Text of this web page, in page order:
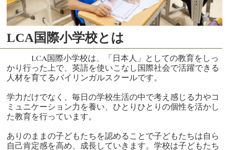
LCA国際小学校とは
LCA国際小学校は、「日本人」としての教育をしっ
かり行った上で、英語を使いこなし国際社会で活躍できる
人材を育てるバイリンガルスクールです。
学力だけでなく、毎日の学校生活の中で考え感じる力やコ
ミュニケーション力を養い、ひとりひとりの個性を活かし
た教育を行っています。
ありのままの子どもたちを認めることで子どもたちは自ら
自己肯定感を高め、成長していきます。学校は子どもたち